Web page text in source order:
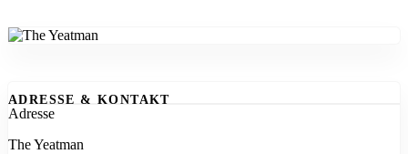
ADRESSE & KONTAKT
Adresse
The Yeatman